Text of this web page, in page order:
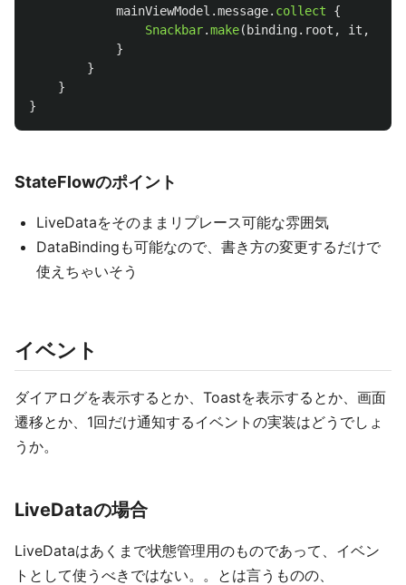
mainViewModel .message. collect
{
Snackbar.make( binding. root , it ,
}
}
}
}
StateFlowのポイント
LiveDataをそのままリプレース可能な雰囲気
DataBindingも可能なので、書き方の変更するだけで
使えちゃいそう
イベント
ダイアログを表示するとか、Toastを表示するとか、画面
遷移とか、1回だけ通知するイベントの実装はどうでしょ
うか。
LiveDataの場合
LiveDataはあくまで状態管理用のものであって、イベン
トとして使うべきではない。。とは言うものの、